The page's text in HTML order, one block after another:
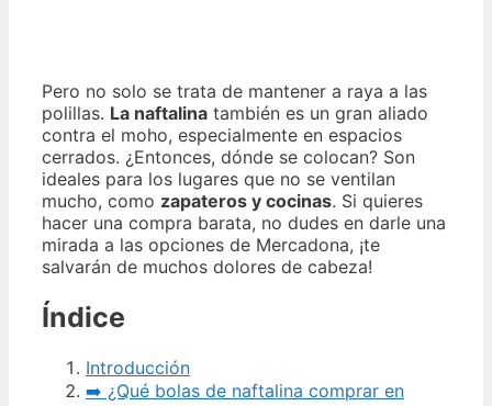
Pero no solo se trata de mantener a raya a las
polillas. La naftalina también es un gran aliado
contra el moho, especialmente en espacios
cerrados. ¿Entonces, dónde se colocan? Son
ideales para los lugares que no se ventilan
mucho, como zapateros y cocinas. Si quieres
hacer una compra barata, no dudes en darle una
mirada a las opciones de Mercadona, ¡te
salvarán de muchos dolores de cabeza!
Índice
Introducción
➡️ ¿Qué bolas de naftalina comprar en